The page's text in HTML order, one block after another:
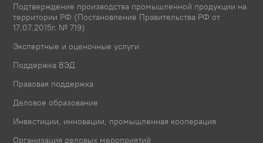
Подтверждение производства промышленной продукции на
территории РФ (Постановление Правительства РФ от
17.07.2015г. № 719)
Экспертные и оценочные услуги
Поддержка ВЭД
Правовая поддержка
Деловое образование
Инвестиции, инновации, промышленная кооперация
Организация деловых мероприятий